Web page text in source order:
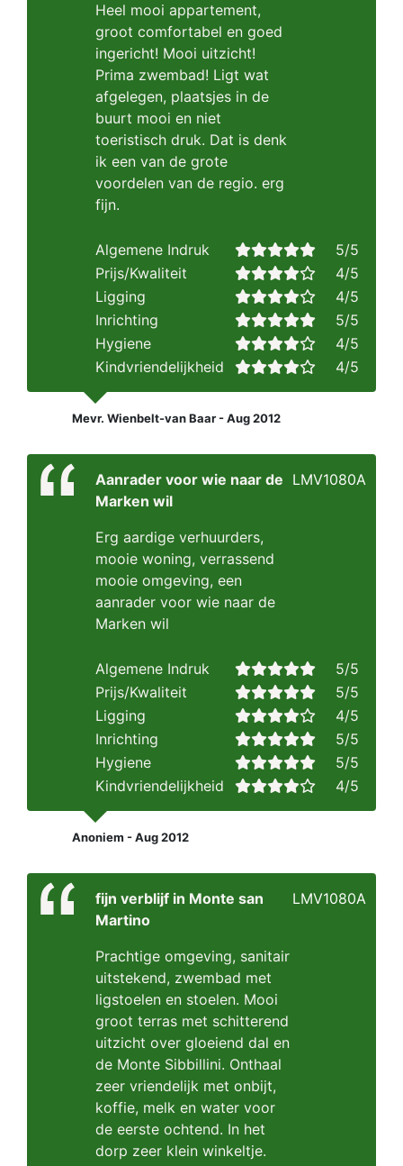
Heel mooi appartement,
groot comfortabel en goed
ingericht! Mooi uitzicht!
Prima zwembad! Ligt wat
afgelegen, plaatsjes in de
buurt mooi en niet
toeristisch druk. Dat is denk
ik een van de grote
voordelen van de regio. erg
fijn.
Algemene Indruk
5/5
Prijs/Kwaliteit
4/5
Ligging
4/5
Inrichting
5/5
Hygiene
4/5
Kindvriendelijkheid
4/5
Mevr. Wienbelt-van Baar - Aug 2012
Aanrader voor wie naar de
Marken wil
Erg aardige verhuurders,
mooie woning, verrassend
mooie omgeving, een
aanrader voor wie naar de
Marken wil
LMV1080A
Algemene Indruk
5/5
Prijs/Kwaliteit
5/5
Ligging
4/5
Inrichting
5/5
Hygiene
5/5
Kindvriendelijkheid
4/5
Anoniem - Aug 2012
fijn verblijf in Monte san
Martino
Prachtige omgeving, sanitair
uitstekend, zwembad met
ligstoelen en stoelen. Mooi
groot terras met schitterend
uitzicht over gloeiend dal en
de Monte Sibbillini. Onthaal
zeer vriendelijk met onbijt,
koffie, melk en water voor
de eerste ochtend. In het
dorp zeer klein winkeltje.
LMV1080A